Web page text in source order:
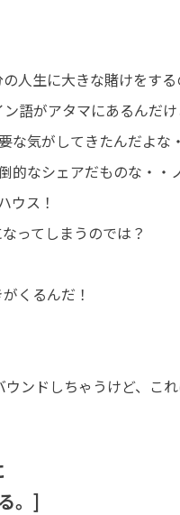
人生に大きな賭けをする
語がアタマにあるんだ
な気がしてきたんだよな
シェアだものな・・
ウス！
なってしまうのでは？
くるんだ！
ウンドしちゃうけど、
。]